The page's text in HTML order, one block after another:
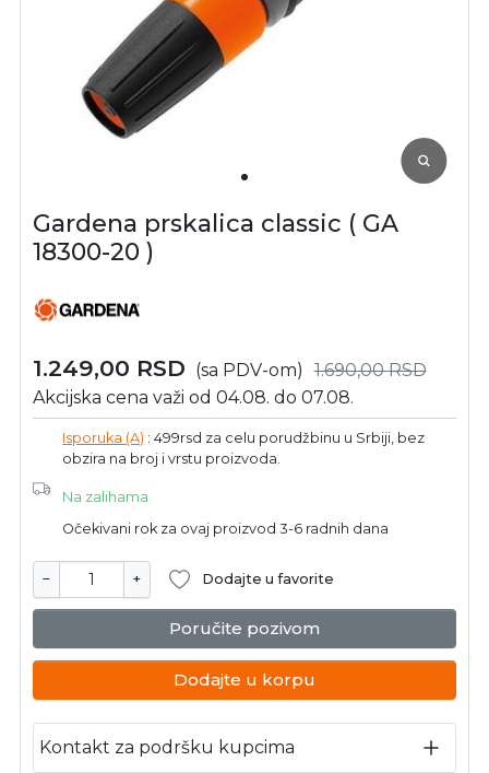
Gardena prskalica classic ( GA
18300-20 )
1.249,00 RSD (sa PDV-om) 1.690,00RSD
Akcijska cena važi od 04.08. do 07.08.
Isporuka (A) : 499rsd za celu porudžbinu u Srbiji, bez
obzira na broj i vrstu proizvoda.
Na zalihama
Očekivani rok za ovaj proizvod 3-6 radnih dana
− + Dodajte u favorite
Poručite pozivom
Dodajte u korpu
Kontakt za podršku kupcima